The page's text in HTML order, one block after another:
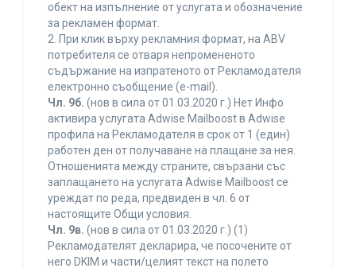
обект на изпълнение от услугата и обозначение
за рекламен формат.
2. При клик върху рекламния формат, на ABV
потребителя се отваря непромененото
съдържание на изпратеното от Рекламодателя
електронно съобщение (e-mail).
Чл. 9б. (нов в сила от 01.03.2020 г.) Нет Инфо
активира услугата Adwise Mailboost в Adwise
профила на Рекламодателя в срок от 1 (един)
работен ден от получаване на плащане за нея.
Отношенията между страните, свързани със
заплащането на услугата Adwise Mailboost се
уреждат по реда, предвиден в чл. 6 от
настоящите Общи условия.
Чл. 9в. (нов в сила от 01.03.2020 г.) (1)
Рекламодателят декларира, че посочените от
него DKIM и части/целият текст на полето